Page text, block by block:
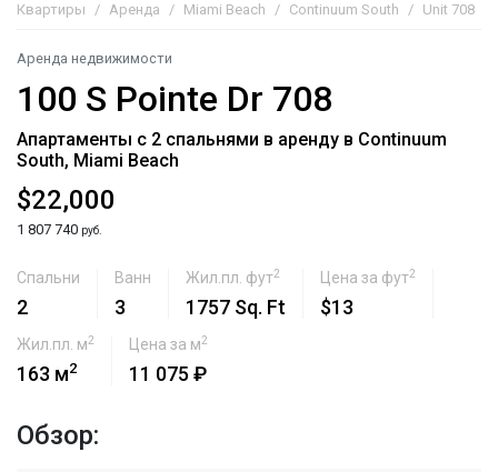
Квартиры Аренда Miami Beach Continuum South Unit 708
Аренда недвижимости
100 S Pointe Dr 708
Апартаменты с 2 спальнями в аренду в Continuum
South, Miami Beach
$22,000
1 807 740 руб.
Спальни
2
Ванн
3
Жил.пл. фут2
1757 Sq. Ft
Цена за фут2
$13
Жил.пл. м2
163 м2
Цена за м2
11 075 ₽
Обзор: